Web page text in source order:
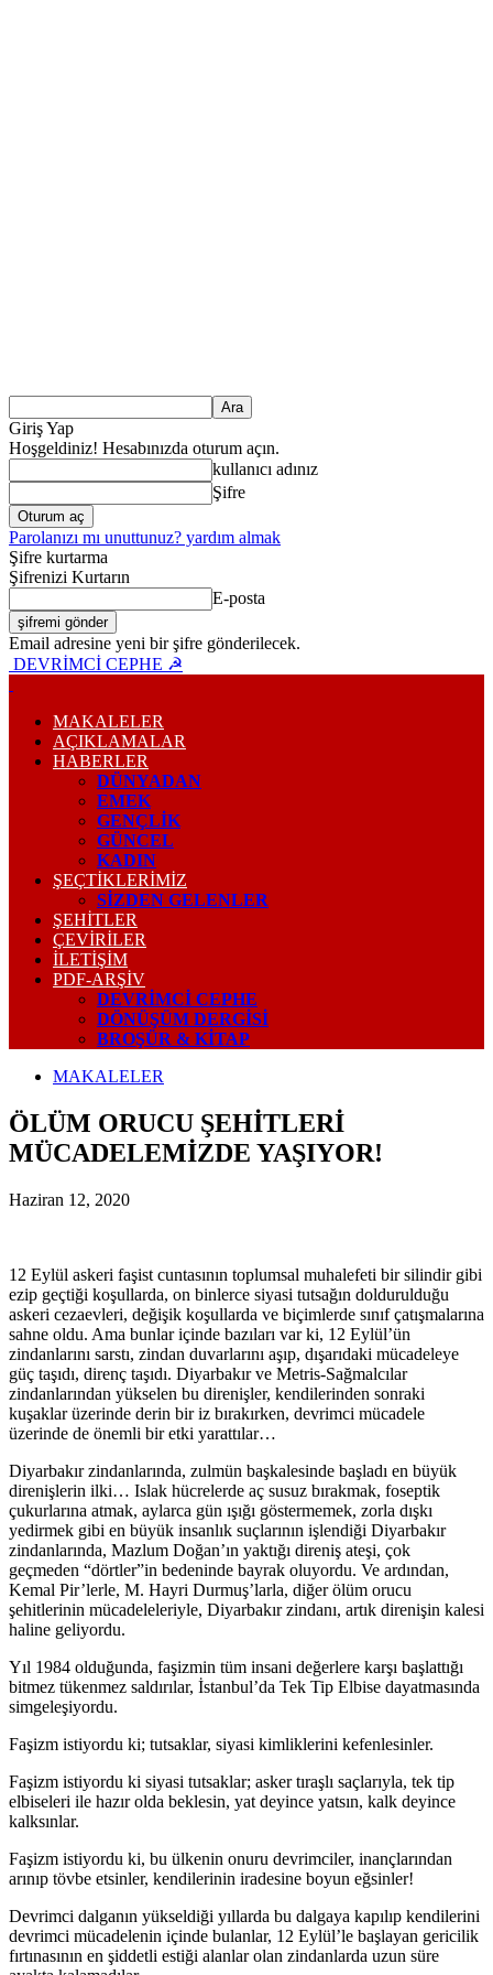
Giriş Yap
Hoşgeldiniz! Hesabınızda oturum açın.
kullanıcı adınız
Şifre
Parolanızı mı unuttunuz? yardım almak
Şifre kurtarma
Şifrenizi Kurtarın
E-posta
Email adresine yeni bir şifre gönderilecek.
DEVRİMCİ CEPHE ☭
MAKALELER
AÇIKLAMALAR
HABERLER
DÜNYADAN
EMEK
GENÇLİK
GÜNCEL
KADIN
ŞEÇTİKLERİMİZ
SİZDEN GELENLER
ŞEHİTLER
ÇEVİRİLER
İLETİŞİM
PDF-ARŞIV
DEVRIMCI CEPHE
DÖNÜŞÜM DERGISI
BROŞÜR & KİTAP
MAKALELER
ÖLÜM ORUCU ŞEHİTLERİ
MÜCADELEMİZDE YAŞIYOR!
Haziran 12, 2020
12 Eylül askeri faşist cuntasının toplumsal muhalefeti bir silindir gibi
ezip geçtiği koşullarda, on binlerce siyasi tutsağın doldurulduğu
askeri cezaevleri, değişik koşullarda ve biçimlerde sınıf çatışmalarına
sahne oldu. Ama bunlar içinde bazıları var ki, 12 Eylül’ün
zindanlarını sarstı, zindan duvarlarını aşıp, dışarıdaki mücadeleye
güç taşıdı, direnç taşıdı. Diyarbakır ve Metris-Sağmalcılar
zindanlarından yükselen bu direnişler, kendilerinden sonraki
kuşaklar üzerinde derin bir iz bırakırken, devrimci mücadele
üzerinde de önemli bir etki yarattılar…
Diyarbakır zindanlarında, zulmün başkalesinde başladı en büyük
direnişlerin ilki… Islak hücrelerde aç susuz bırakmak, foseptik
çukurlarına atmak, aylarca gün ışığı göstermemek, zorla dışkı
yedirmek gibi en büyük insanlık suçlarının işlendiği Diyarbakır
zindanlarında, Mazlum Doğan’ın yaktığı direniş ateşi, çok
geçmeden “dörtler”in bedeninde bayrak oluyordu. Ve ardından,
Kemal Pir’lerle, M. Hayri Durmuş’larla, diğer ölüm orucu
şehitlerinin mücadeleleriyle, Diyarbakır zindanı, artık direnişin kalesi
haline geliyordu.
Yıl 1984 olduğunda, faşizmin tüm insani değerlere karşı başlattığı
bitmez tükenmez saldırılar, İstanbul’da Tek Tip Elbise dayatmasında
simgeleşiyordu.
Faşizm istiyordu ki; tutsaklar, siyasi kimliklerini kefenlesinler.
Faşizm istiyordu ki siyasi tutsaklar; asker tıraşlı saçlarıyla, tek tip
elbiseleri ile hazır olda beklesin, yat deyince yatsın, kalk deyince
kalksınlar.
Faşizm istiyordu ki, bu ülkenin onuru devrimciler, inançlarından
arınıp tövbe etsinler, kendilerinin iradesine boyun eğsinler!
Devrimci dalganın yükseldiği yıllarda bu dalgaya kapılıp kendilerini
devrimci mücadelenin içinde bulanlar, 12 Eylül’le başlayan gericilik
fırtınasının en şiddetli estiği alanlar olan zindanlarda uzun süre